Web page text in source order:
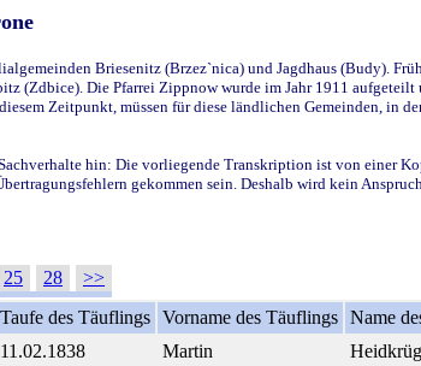
Briesenitz (Brzez`nica) und Jagdhaus (Budy).
(Zdbice). Die Pfarrei Zippnow wurde im Jahr 1911
Zeitpunkt, müssen für diese ländlichen Gemeinden, in
hin: Die vorliegende Transkription ist von einer
gekommen sein. Deshalb wird kein
25 28
>>
Taufe des Täuflings Vorname des Täuflings Name
11.02.1838 Martin